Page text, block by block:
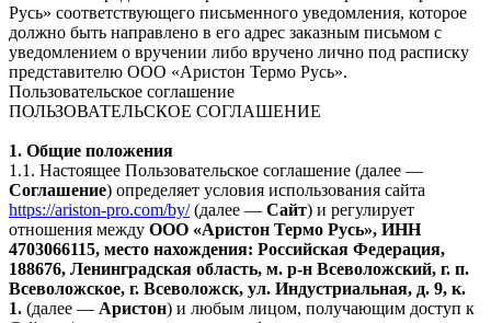
Русь» соответствующего письменного уведомления, которое
должно быть направлено в его адрес заказным письмом с
уведомлением о вручении либо вручено лично под расписку
представителю ООО «Аристон Термо Русь».
Пользовательское соглашение
ПОЛЬЗОВАТЕЛЬСКОЕ СОГЛАШЕНИЕ
1. Общие положения
1.1. Настоящее Пользовательское соглашение (далее —
Соглашение) определяет условия использования сайта
https://ariston-pro.com/by/(далее — Сайт) и регулирует
отношения между ООО «Аристон Термо Русь», ИНН
4703066115, место нахождения: Российская Федерация,
188676, Ленинградская область, м. р-н Всеволожский, г. п.
Всеволожское, г. Всеволожск, ул. Индустриальная, д. 9, к.
1. (далее — Аристон) и любым лицом, получающим доступ к